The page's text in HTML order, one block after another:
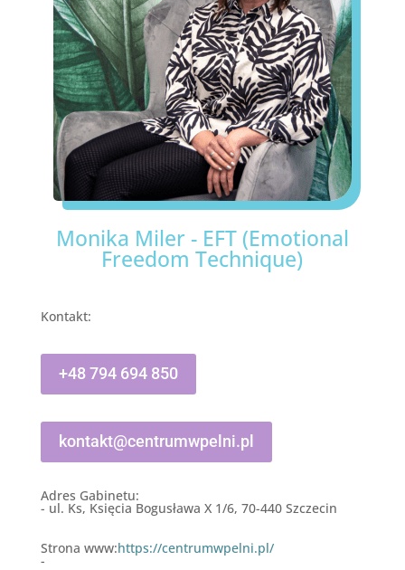
Monika Miler - EFT (Emotional
Freedom Technique)
Kontakt:
+48 794 694 850
kontakt@centrumwpelni.pl
Adres Gabinetu:
- ul. Ks, Księcia Bogusława X 1/6, 70-440 Szczecin
Strona www:
-
https://centrumwpelni.pl/